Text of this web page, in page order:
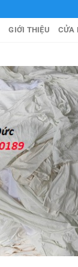
GIỚI THIỆU CỬA